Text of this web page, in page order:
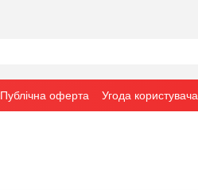
Публічна оферта Угода користувача